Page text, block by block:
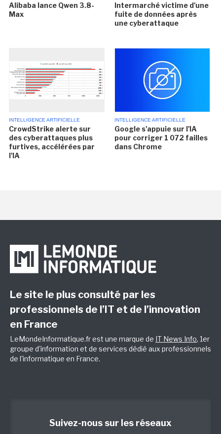
Alibaba lance Qwen 3.8-
Max
Intermarché victime d'une
fuite de données après
une cyberattaque
INTELLIGENCE ARTIFICIELLE
CrowdStrike alerte sur
des cyberattaques plus
furtives, accélérées par
l'IA
INTELLIGENCE ARTIFICIELLE
Google s'appuie sur l'IA
pour corriger 1 072 failles
dans Chrome
Le site le plus consulté par les
professionnels de l’IT et de l’innovation
en France
LeMondeInformatique.fr est une marque de IT News Info, 1er
groupe d'information et de services dédié aux professionnels
de l'informatique en France.
Suivez-nous sur les réseaux